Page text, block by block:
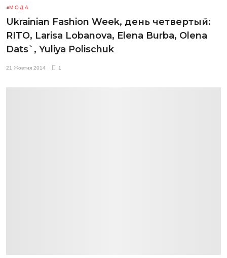
МОДА
Ukrainian Fashion Week, день четвертый:
RITO, Larisa Lobanova, Elena Burba, Olena
Dats`, Yuliya Polischuk
21 Жовтня 2014 1